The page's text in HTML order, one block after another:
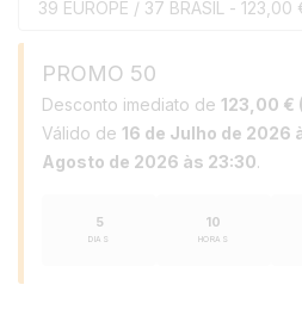
PROMO 50
Desconto imediato de 123,00 €
Válido de 16 de Julho de 2026
Agosto de 2026 às 23:30.
5
DIAS
10
HORAS